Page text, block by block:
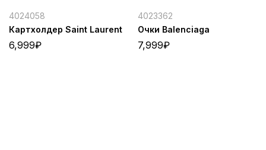
4024058
Картхолдер Saint Laurent
6,999₽
4023362
Очки Balenciaga
7,999₽